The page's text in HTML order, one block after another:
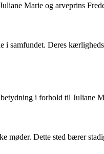
Marie og arveprins
samfundet. Deres
i forhold til Juliane
møder. Dette sted bærer